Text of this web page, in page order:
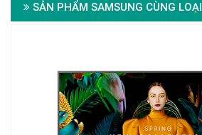
SẢN PHẨM SAMSUNG CÙNG LOẠI